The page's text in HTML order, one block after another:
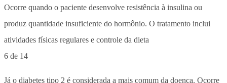
6 de 14
Já o diabetes tipo 2 é considerada a mais comum da doença. Ocorre